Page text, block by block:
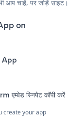
आप चाहें, पर जोड़ें साइट।
on
App
स्निपेट कॉपी करें
create your app